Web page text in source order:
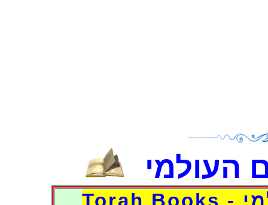
העולמי
דפי אוצר הספרים העולמי - Torah Books